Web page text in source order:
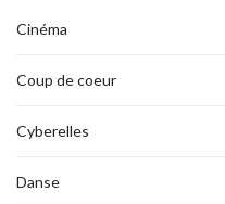
Cinéma
Coup de coeur
Cyberelles
Danse